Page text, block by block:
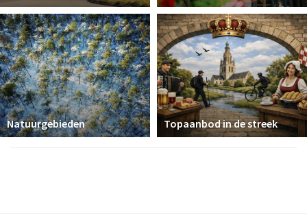
Natuurgebieden Topaanbod in de streek